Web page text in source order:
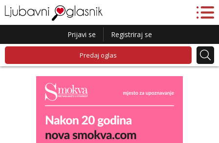
Prijavi se Registriraj se
Predaj oglas